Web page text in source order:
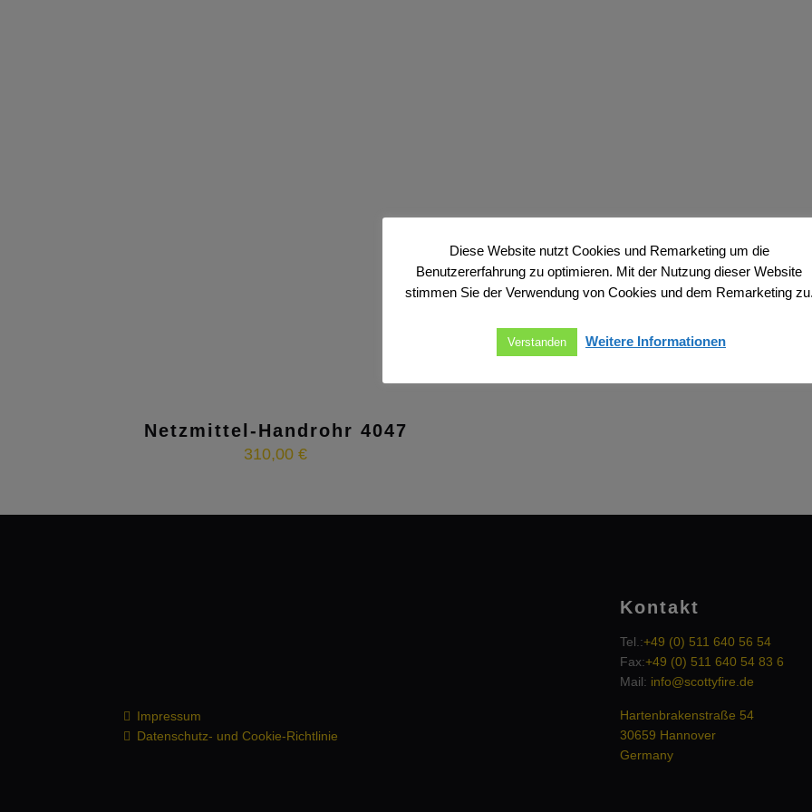
Netzmittel-Handrohr 4047
310,00€
Impressum
Datenschutz- und Cookie-Richtlinie
Kontakt
Tel.:+49 (0) 511 640 56 54
Fax:+49 (0) 511 640 54 83 6
Mail: info@scottyfire.de
Hartenbrakenstraße 54
30659 Hannover
Germany
Diese Website nutzt Cookies und Remarketing um die
Benutzererfahrung zu optimieren. Mit der Nutzung dieser Website
stimmen Sie der Verwendung von Cookies und dem Remarketing
Verstanden Weitere Informationen